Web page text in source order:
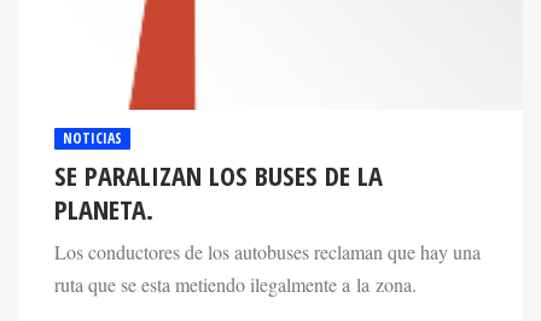
NOTICIAS
SE PARALIZAN LOS BUSES DE LA
PLANETA.
Los conductores de los autobuses reclaman que hay una
ruta que se esta metiendo ilegalmente a la zona.